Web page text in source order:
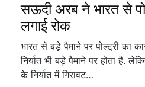
सऊदी अरब ने भारत से
लगाई रोक
भारत से बड़े पैमाने पर पोल्ट्री का
निर्यात भी बड़े पैमाने पर होता है.
के निर्यात में गिरावट…